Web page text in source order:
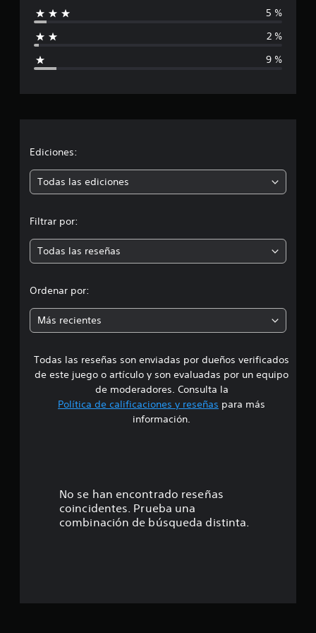
m
e
i
a
d
r
e
5 %
2 %
9 %
Ediciones:
Todas las ediciones
Filtrar por:
Todas las reseñas
Ordenar por:
Más recientes
Todas las reseñas son enviadas por dueños verificados
de este juego o artículo y son evaluadas por un equipo
de moderadores. Consulta la
Política de calificaciones y reseñas para más
información.
No se han encontrado reseñas
coincidentes. Prueba una
combinación de búsqueda distinta.